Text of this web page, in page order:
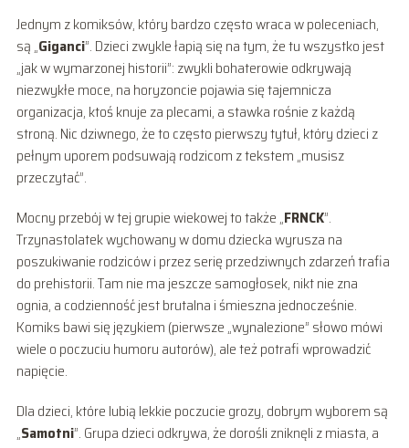
Jednym z komiksów, który bardzo często wraca w poleceniach,
są „Giganci”. Dzieci zwykle łapią się na tym, że tu wszystko jest
„jak w wymarzonej historii”: zwykli bohaterowie odkrywają
niezwykłe moce, na horyzoncie pojawia się tajemnicza
organizacja, ktoś knuje za plecami, a stawka rośnie z każdą
stroną. Nic dziwnego, że to często pierwszy tytuł, który dzieci z
pełnym uporem podsuwają rodzicom z tekstem „musisz
przeczytać”.
Mocny przebój w tej grupie wiekowej to także „FRNCK”.
Trzynastolatek wychowany w domu dziecka wyrusza na
poszukiwanie rodziców i przez serię przedziwnych zdarzeń trafia
do prehistorii. Tam nie ma jeszcze samogłosek, nikt nie zna
ognia, a codzienność jest brutalna i śmieszna jednocześnie.
Komiks bawi się językiem (pierwsze „wynalezione” słowo mówi
wiele o poczuciu humoru autorów), ale też potrafi wprowadzić
napięcie.
Dla dzieci, które lubią lekkie poczucie grozy, dobrym wyborem są
„Samotni”. Grupa dzieci odkrywa, że dorośli zniknęli z miasta, a